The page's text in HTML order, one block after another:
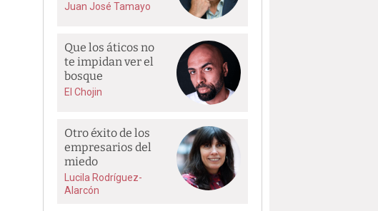
Juan José Tamayo
Que los áticos no
te impidan ver el
bosque
El Chojin
Otro éxito de los
empresarios del
miedo
Lucila Rodríguez-
Alarcón